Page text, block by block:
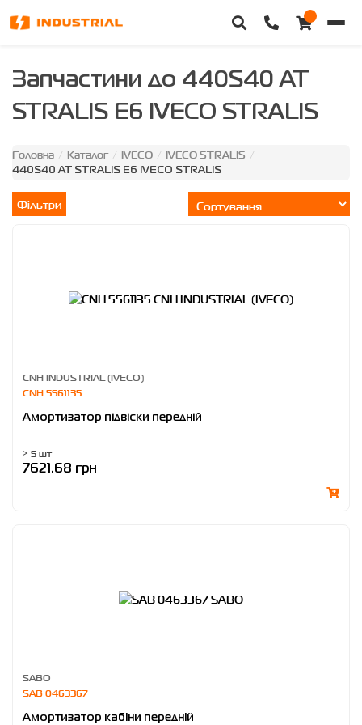
Головна
Каталог техніки
Категорії
Доставка та оплата
Запчастини до 440S40 AT
STRALIS E6 IVECO STRALIS
Головна / Каталог / IVECO / IVECO STRALIS /
440S40 AT STRALIS E6 IVECO STRALIS
Фільтри
CNH INDUSTRIAL (IVECO)
CNH 5561135
Амортизатор підвіски передній
> 5 шт
7621.68 грн
SABO
SAB 0463367
Амортизатор кабіни передній